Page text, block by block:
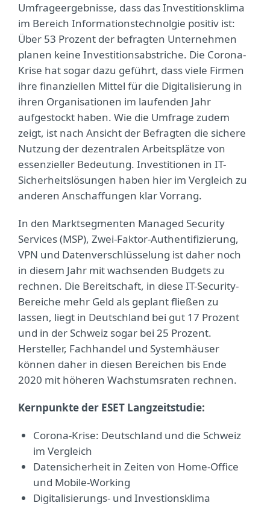
Umfrageergebnisse, dass das Investitionsklima
im Bereich Informationstechnolgie positiv ist:
Über 53 Prozent der befragten Unternehmen
planen keine Investitionsabstriche. Die Corona-
Krise hat sogar dazu geführt, dass viele Firmen
ihre finanziellen Mittel für die Digitalisierung in
ihren Organisationen im laufenden Jahr
aufgestockt haben. Wie die Umfrage zudem
zeigt, ist nach Ansicht der Befragten die sichere
Nutzung der dezentralen Arbeitsplätze von
essenzieller Bedeutung. Investitionen in IT-
Sicherheitslösungen haben hier im Vergleich zu
anderen Anschaffungen klar Vorrang.
In den Marktsegmenten Managed Security
Services (MSP), Zwei-Faktor-Authentifizierung,
VPN und Datenverschlüsselung ist daher noch
in diesem Jahr mit wachsenden Budgets zu
rechnen. Die Bereitschaft, in diese IT-Security-
Bereiche mehr Geld als geplant fließen zu
lassen, liegt in Deutschland bei gut 17 Prozent
und in der Schweiz sogar bei 25 Prozent.
Hersteller, Fachhandel und Systemhäuser
können daher in diesen Bereichen bis Ende
2020 mit höheren Wachstumsraten rechnen.
Kernpunkte der ESET Langzeitstudie:
Corona-Krise: Deutschland und die Schweiz
im Vergleich
Datensicherheit in Zeiten von Home-Office
und Mobile-Working
Digitalisierungs- und Investionsklima